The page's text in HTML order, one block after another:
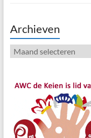
Archieven
Archieven